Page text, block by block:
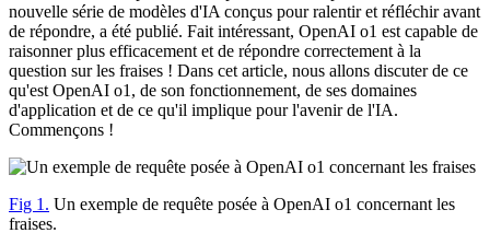
nouvelle série de modèles d'IA conçus pour ralentir et réfléchir avant
de répondre, a été publié. Fait intéressant, OpenAI o1 est capable de
raisonner plus efficacement et de répondre correctement à la
question sur les fraises ! Dans cet article, nous allons discuter de ce
qu'est OpenAI o1, de son fonctionnement, de ses domaines
d'application et de ce qu'il implique pour l'avenir de l'IA.
Commençons !
Fig 1. Un exemple de requête posée à OpenAI o1 concernant les
fraises.